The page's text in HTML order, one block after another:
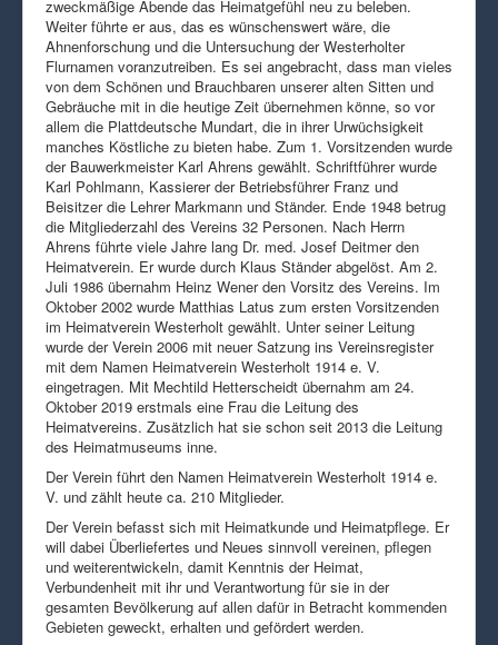
zweckmäßige Abende das Heimatgefühl neu zu beleben.
Weiter führte er aus, das es wünschenswert wäre, die
Ahnenforschung und die Untersuchung der Westerholter
Flurnamen voranzutreiben. Es sei angebracht, dass man vieles
von dem Schönen und Brauchbaren unserer alten Sitten und
Gebräuche mit in die heutige Zeit übernehmen könne, so vor
allem die Plattdeutsche Mundart, die in ihrer Urwüchsigkeit
manches Köstliche zu bieten habe. Zum 1. Vorsitzenden wurde
der Bauwerkmeister Karl Ahrens gewählt. Schriftführer wurde
Karl Pohlmann, Kassierer der Betriebsführer Franz und
Beisitzer die Lehrer Markmann und Ständer. Ende 1948 betrug
die Mitgliederzahl des Vereins 32 Personen. Nach Herrn
Ahrens führte viele Jahre lang Dr. med. Josef Deitmer den
Heimatverein. Er wurde durch Klaus Ständer abgelöst. Am 2.
Juli 1986 übernahm Heinz Wener den Vorsitz des Vereins. Im
Oktober 2002 wurde Matthias Latus zum ersten Vorsitzenden
im Heimatverein Westerholt gewählt. Unter seiner Leitung
wurde der Verein 2006 mit neuer Satzung ins Vereinsregister
mit dem Namen Heimatverein Westerholt 1914 e. V.
eingetragen. Mit Mechtild Hetterscheidt übernahm am 24.
Oktober 2019 erstmals eine Frau die Leitung des
Heimatvereins. Zusätzlich hat sie schon seit 2013 die Leitung
des Heimatmuseums inne.
Der Verein führt den Namen Heimatverein Westerholt 1914 e.
V. und zählt heute ca. 210 Mitglieder.
Der Verein befasst sich mit Heimatkunde und Heimatpflege. Er
will dabei Überliefertes und Neues sinnvoll vereinen, pflegen
und weiterentwickeln, damit Kenntnis der Heimat,
Verbundenheit mit ihr und Verantwortung für sie in der
gesamten Bevölkerung auf allen dafür in Betracht kommenden
Gebieten geweckt, erhalten und gefördert werden.